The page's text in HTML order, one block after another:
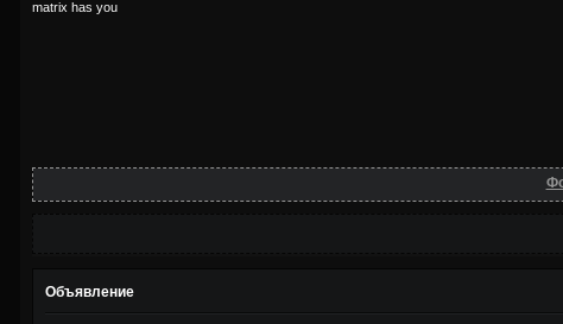
matrix has you
Объявление